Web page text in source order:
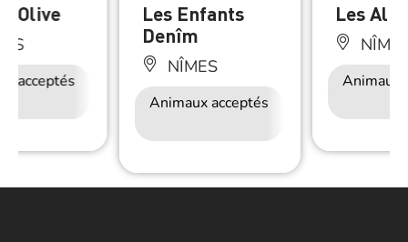
Olive
acceptés Restauration
Les Enfants
Denîm
NÎMES
Animaux acceptés
Accès Internet
Les
Animaux